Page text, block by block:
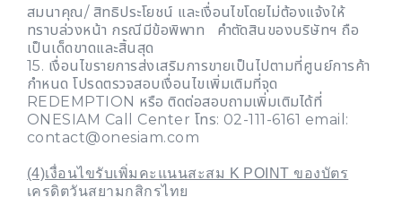
สมนาคุณ/ สิทธิประโยชน์ และเงื่อนไขโดยไม่ต้องแจ้งให้
ทราบล่วงหน้า กรณีมีข้อพิพาท คำตัดสินของบริษัทฯ ถือ
เป็นเด็ดขาดและสิ้นสุด
15. เงื่อนไขรายการส่งเสริมการขายเป็นไปตามที่ศูนย์การค้า
กำหนด โปรดตรวจสอบเงื่อนไขเพิ่มเติมที่จุด
REDEMPTION หรือ ติดต่อสอบถามเพิ่มเติมได้ที่
ONESIAM Call Center โทร: 02-111-6161 email:
contact@onesiam.com
(4)เงื่อนไขรับเพิ่มคะแนนสะสม K POINT ของบัตร
เครดิตวันสยามกสิกรไทย